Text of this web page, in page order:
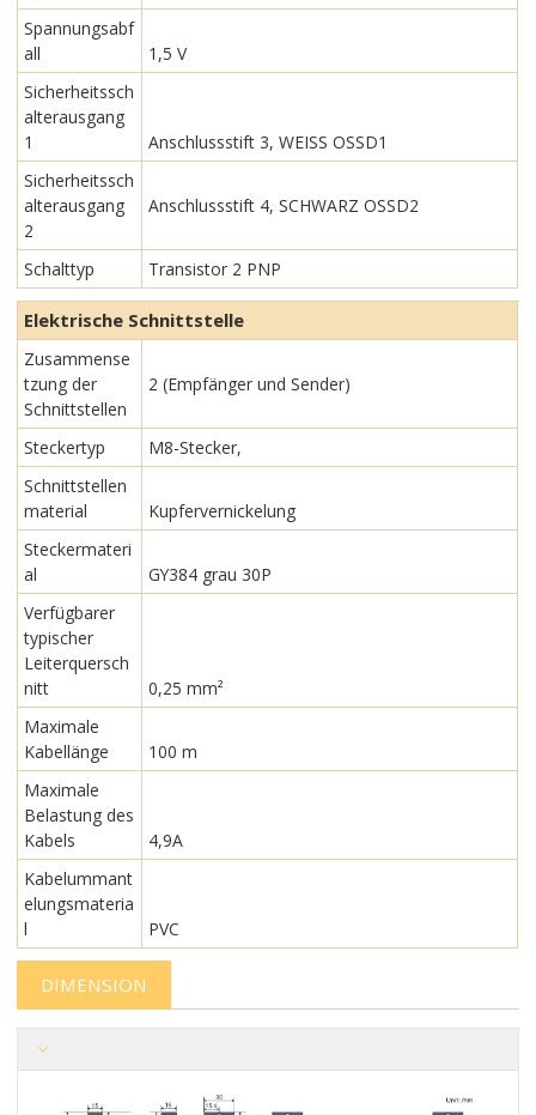
Spannungsabf
all
1,5 V
Sicherheitssch
alterausgang
1
Anschlussstift 3, WEISS OSSD1
Sicherheitssch
alterausgang
2
Anschlussstift 4, SCHWARZ OSSD2
Schalttyp Transistor 2 PNP
Elektrische Schnittstelle
Zusammense
tzung der
Schnittstellen
2 (Empfänger und Sender)
Steckertyp
M8-Stecker,
Schnittstellen
material
Kupfervernickelung
Steckermateri
al
GY384 grau 30P
Verfügbarer
typischer
Leiterquersch
nitt
0,25 mm²
Maximale
Kabellänge
100 m
Maximale
Belastung des
Kabels
4,9A
Kabelummant
elungsmateria
l
PVC
DIMENSION